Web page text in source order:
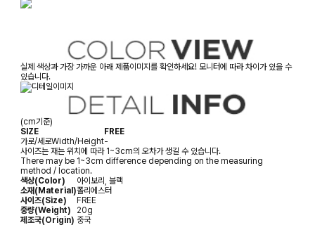
실제 색상과 가장 가까운 아래 제품이미지를 확인하세요! 모니터에 따라 차이가 있을 수
있습니다.
(cm기준)
SIZE
FREE
가로/세로Width/Height-
사이즈는 재는 위치에 따라 1~3cm의 오차가 생길 수 있습니다.
There may be 1~3cm difference depending on the measuring
method / location.
색상(Color)
아이보리, 블랙
소재(Material)폴리에스터
사이즈(Size)
FREE
중량(Weight)
20g
제조국(Origin) 중국